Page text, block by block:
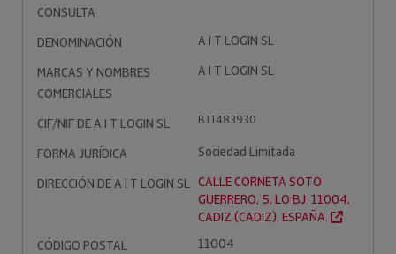
CONSULTA
DENOMINACIÓN
A I T LOGIN SL
MARCAS Y NOMBRES
COMERCIALES
A I T LOGIN SL
CIF/NIF DE A I T LOGIN SL B11483930
FORMA JURÍDICA
Sociedad Limitada
DIRECCIÓN DE A I T LOGIN SL CALLE CORNETA SOTO
GUERRERO, 5, LO BJ. 11004,
CADIZ (CADIZ). ESPAÑA.
CÓDIGO POSTAL
11004